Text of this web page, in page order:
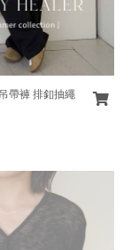
帶褲 排釦抽繩